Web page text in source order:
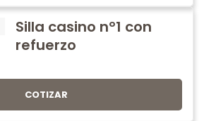
Silla casino nº1 con
refuerzo
COTIZAR